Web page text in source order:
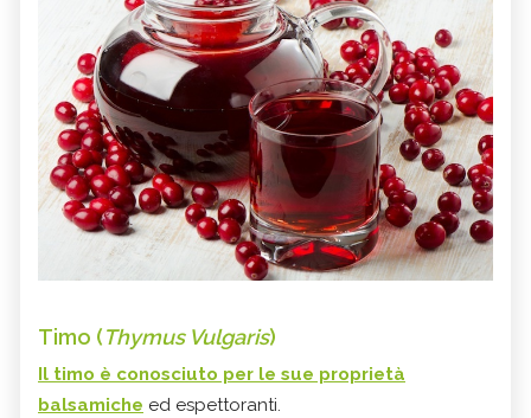
Timo (Thymus Vulgaris)
Il timo è conosciuto per le sue proprietà
balsamiche ed espettoranti.